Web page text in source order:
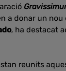
a donar un nou
, ha destacat
reunits